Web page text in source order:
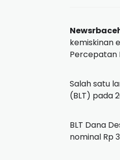
kemiskinan
Percepatan
Salah satu
(BLT) pada
BLT Dana
nominal Rp